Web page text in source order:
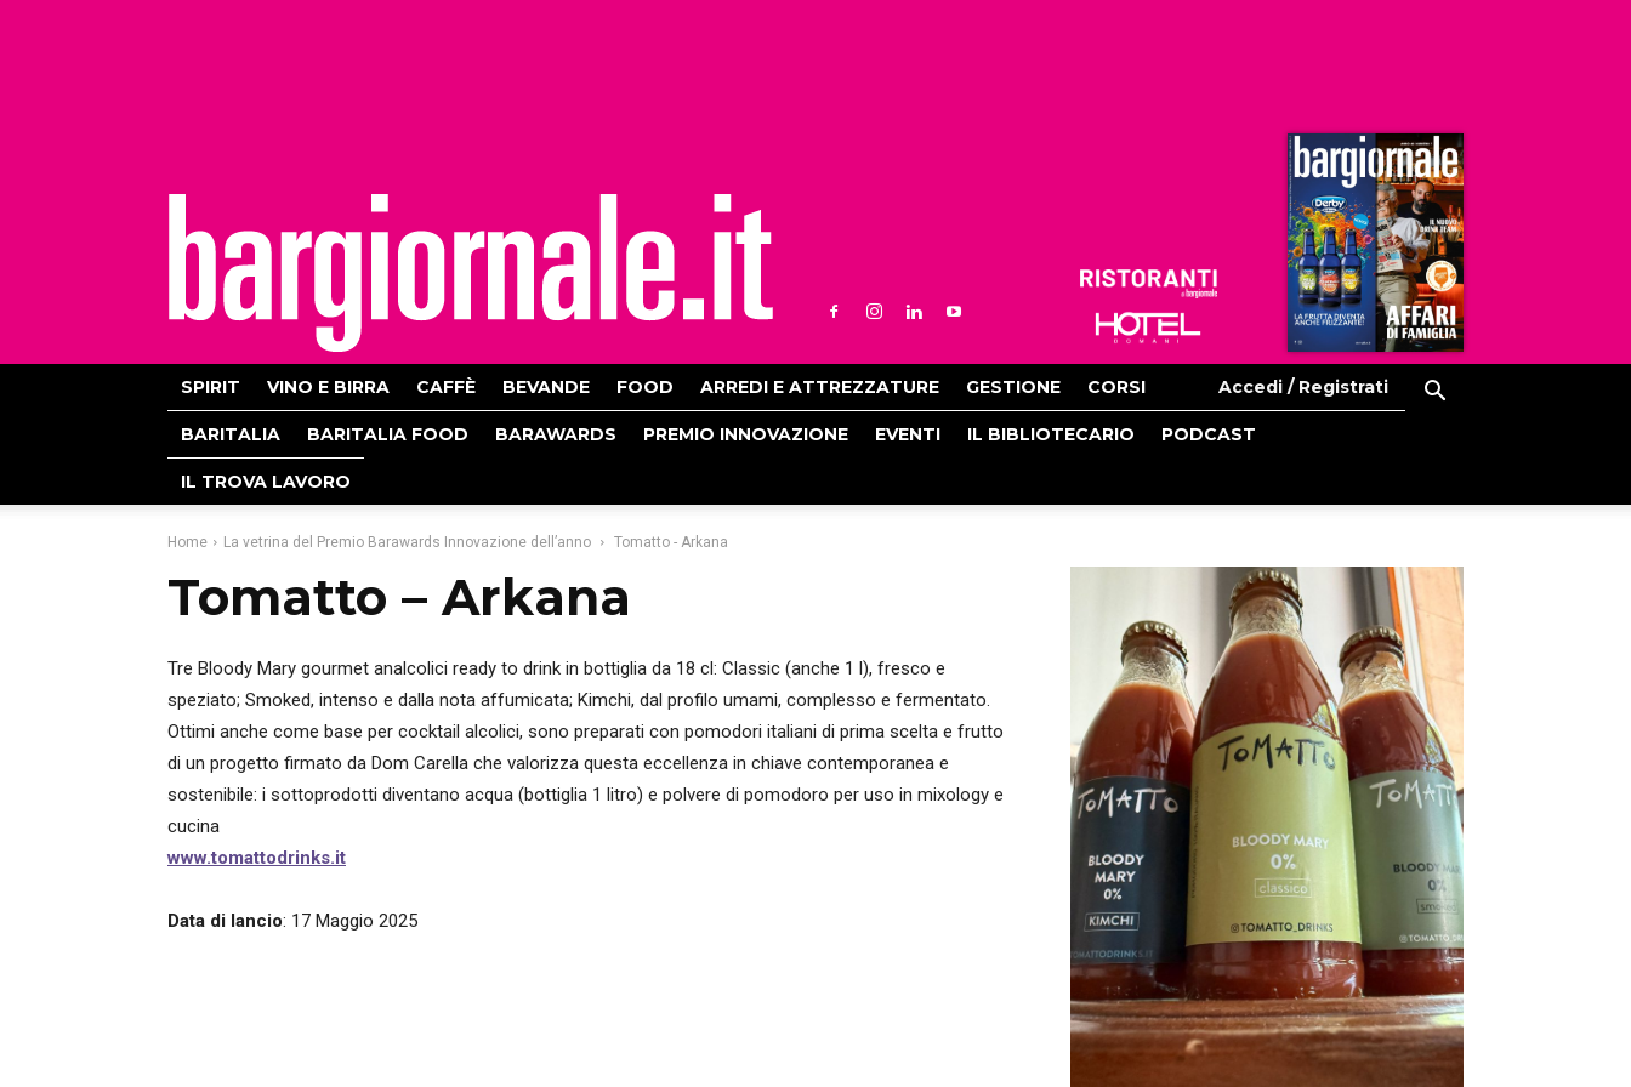
Ristoranti
Hoteldomani
SPIRIT VINO E BIRRA CAFFÈ BEVANDE FOOD ARREDI E ATTREZZATURE GESTIONE CORSI Accedi / Registrati
BARITALIA BARITALIA FOOD BARAWARDS PREMIO INNOVAZIONE EVENTI IL BIBLIOTECARIO PODCAST
IL TROVA LAVORO
Home La vetrina del Premio Barawards Innovazione dell’anno Tomatto - Arkana
Tomatto – Arkana
Tre Bloody Mary gourmet analcolici ready to drink in bottiglia da 18 cl: Classic (anche 1 l), fresco e
speziato; Smoked, intenso e dalla nota affumicata; Kimchi, dal profilo umami, complesso e fermentato.
Ottimi anche come base per cocktail alcolici, sono preparati con pomodori italiani di prima scelta e frutto
di un progetto firmato da Dom Carella che valorizza questa eccellenza in chiave contemporanea e
sostenibile: i sottoprodotti diventano acqua (bottiglia 1 litro) e polvere di pomodoro per uso in mixology e
cucina
www.tomattodrinks.it
Data di lancio: 17 Maggio 2025